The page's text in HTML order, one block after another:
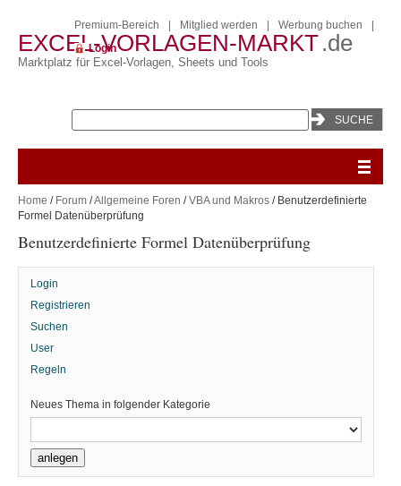
EXCEL-VORLAGEN-MARKT.de
Marktplatz für Excel-Vorlagen, Sheets und Tools
Premium-Bereich Mitglied werden Werbung buchen
Login
Home / Forum /Allgemeine Foren /VBA und Makros / Benutzerdefinierte
Formel Datenüberprüfung
Benutzerdefinierte Formel Datenüberprüfung
Login
Registrieren
Suchen
User
Regeln
Neues Thema in folgender Kategorie